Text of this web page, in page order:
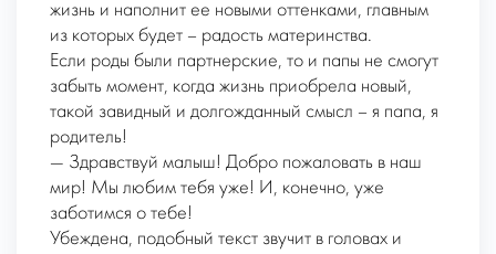
жизнь и наполнит ее новыми оттенками, главным
из которых будет – радость материнства.
Если роды были партнерские, то и папы не смогут
забыть момент, когда жизнь приобрела новый,
такой завидный и долгожданный смысл – я папа, я
родитель!
— Здравствуй малыш! Добро пожаловать в наш
мир! Мы любим тебя уже! И, конечно, уже
заботимся о тебе!
Убеждена, подобный текст звучит в головах и